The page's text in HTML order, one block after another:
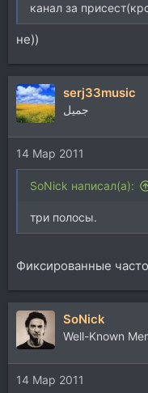
канал за
не))
serj33music
جميل
14 Мар 2011
SoNick написал(а):
три полосы.
Фиксированные
SoNick
Well-Known
14 Мар 2011